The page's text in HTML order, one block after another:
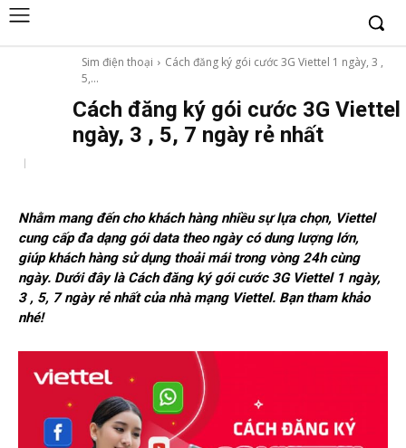
Sim điện thoại
Cách đăng ký gói cước 3G Viettel 1 ngày, 3 ,
5,...
Cách đăng ký gói cước 3G Viettel
ngày, 3 , 5, 7 ngày rẻ nhất
Nhằm mang đến cho khách hàng nhiều sự lựa chọn, Viettel
cung cấp đa dạng gói data theo ngày có dung lượng lớn,
giúp khách hàng sử dụng thoải mái trong vòng 24h cùng
ngày. Dưới đây là Cách đăng ký gói cước 3G Viettel 1 ngày,
3 , 5, 7 ngày rẻ nhất của nhà mạng Viettel. Bạn tham khảo
nhé!